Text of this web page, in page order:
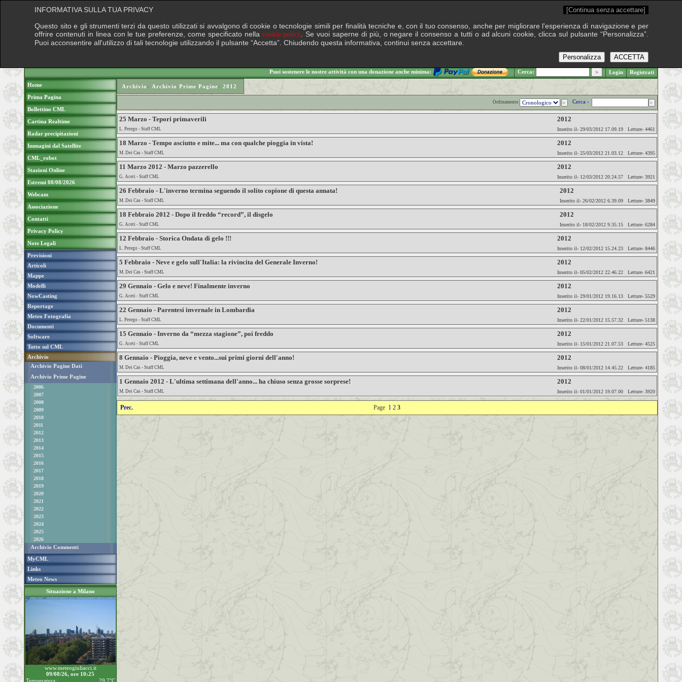
.: Domenica 9 agosto 2026
Puoi sostenere le nostre attività con una donazione anche minima: Cerca: Login Registrati
Home
Prima Pagina
Bollettino CML
Cartina Realtime
Radar precipitazioni
Immagini dal Satellite
CML_robot
Stazioni Online
Estremi 08/08/2026
Webcam
Associazione
Contatti
Privacy Policy
Note Legali
Previsioni
Articoli
Mappe
Modelli
NowCasting
Reportage
Meteo Fotografia
Documenti
Software
Tutto sul CML
Archivio
Archivio Pagine Dati
Archivio Prime Pagine
2006
2007
2008
2009
2010
2011
2012
2013
2014
2015
2016
2017
2018
2019
2020
2021
2022
2023
2024
2025
2026
Archivio Commenti
MyCML
Links
Meteo News
Situazione a Milano
www.meteogiuliacci.it
09/08/26, ore 10:25
Temperatura:
29.7°C
Archivio › Archivio Prime Pagine› 2012
Ordinamento Cerca ›
25 Marzo - Tepori primaverili 2012
L. Perego - Staff CML Inserito il› 29/03/2012 17.09.19 Letture› 4461
18 Marzo - Tempo asciutto e mite... ma con qualche pioggia in vista! 2012
M. Dei Cas - Staff CML Inserito il› 25/03/2012 21.03.12 Letture› 4395
11 Marzo 2012 - Marzo pazzerello 2012
G. Aceti - Staff CML Inserito il› 12/03/2012 20.24.57 Letture› 3921
26 Febbraio - L'inverno termina seguendo il solito copione di questa annata! 2012
M. Dei Cas - Staff CML Inserito il› 26/02/2012 6.39.09 Letture› 3849
18 Febbraio 2012 - Dopo il freddo “record”, il disgelo 2012
G. Aceti - Staff CML Inserito il› 18/02/2012 9.35.15 Letture› 6284
12 Febbraio - Storica Ondata di gelo !!! 2012
L. Perego - Staff CML Inserito il› 12/02/2012 15.24.23 Letture› 8446
5 Febbraio - Neve e gelo sull'Italia: la rivincita del Generale Inverno! 2012
M. Dei Cas - Staff CML Inserito il› 05/02/2012 22.46.22 Letture› 6421
29 Gennaio - Gelo e neve! Finalmente inverno 2012
G. Aceti - Staff CML Inserito il› 29/01/2012 19.16.13 Letture› 5529
22 Gennaio - Parentesi invernale in Lombardia 2012
L. Perego - Staff CML Inserito il› 22/01/2012 15.57.32 Letture› 5138
15 Gennaio - Inverno da “mezza stagione”, poi freddo 2012
G. Aceti - Staff CML Inserito il› 15/01/2012 21.07.53 Letture› 4525
8 Gennaio - Pioggia, neve e vento...sui primi giorni dell'anno! 2012
M. Dei Cas - Staff CML Inserito il› 08/01/2012 14.45.22 Letture› 4185
1 Gennaio 2012 - L'ultima settimana dell'anno... ha chiuso senza grosse sorprese! 2012
M. Dei Cas - Staff CML Inserito il› 01/01/2012 19.07.00 Letture› 3920
Prec. Page 1 2 3
INFORMATIVA SULLA TUA PRIVACY [Continua senza accettare]
Questo sito e gli strumenti terzi da questo utilizzati si avvalgono di cookie o tecnologie simili per finalità tecniche e, con il tuo consenso, anche per migliorare l'esperienza di navigazione e per
offrire contenuti in linea con le tue preferenze, come specificato nella cookie policy . Se vuoi saperne di più, o negare il consenso a tutti o ad alcuni cookie, clicca sul pulsante “Personalizza”.
Puoi acconsentire all'utilizzo di tali tecnologie utilizzando il pulsante “Accetta”. Chiudendo questa informativa, continui senza accettare.
ACCETTA
Personalizza